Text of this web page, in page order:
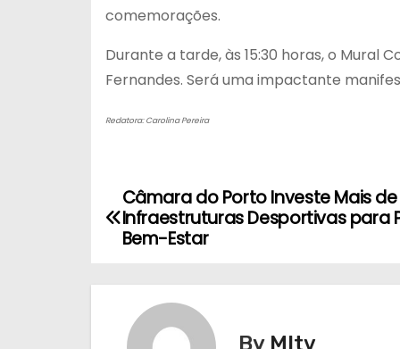
comemorações.
Durante a tarde, às 15:30 horas, o Mural
Fernandes. Será uma impactante
Redatora: Carolina Pereira
N
v
Câmara do Porto Investe Mais de
Infraestruturas Desportivas para
Bem-Estar
By MItv